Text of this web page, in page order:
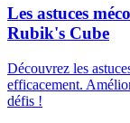
Les astuces
Rubik's Cube
Découvrez les
efficacement.
défis !